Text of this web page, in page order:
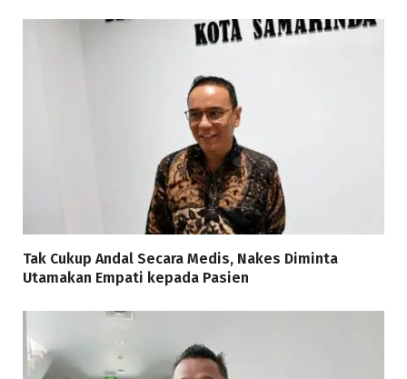
Tak Cukup Andal Secara Medis, Nakes Diminta
Utamakan Empati kepada Pasien